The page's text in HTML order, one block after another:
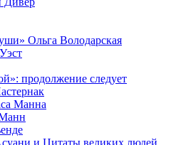
Ольга Володарская
продолжение следует
Манна